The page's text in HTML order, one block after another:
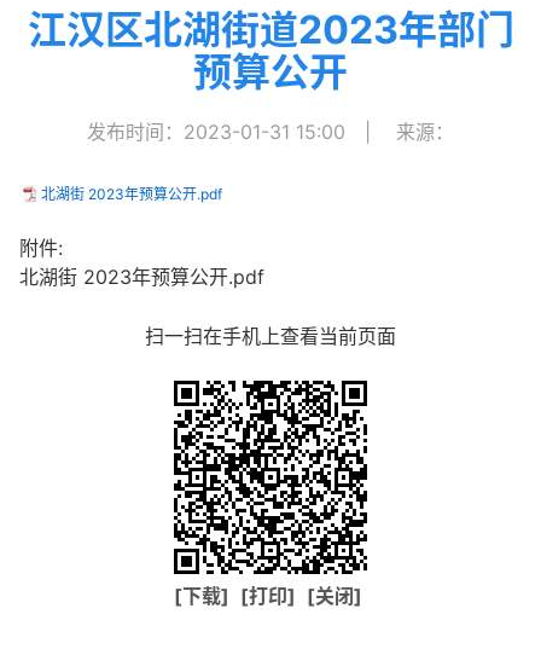
江汉区北湖街道2023年部门
预算公开
发布时间：2023-01-31 15:00 来源：
北湖街 2023年预算公开.pdf
附件:
北湖街 2023年预算公开.pdf
扫一扫在手机上查看当前页面
[下载] [打印] [关闭]